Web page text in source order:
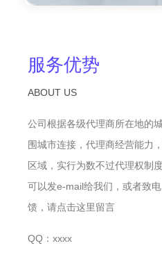
服务优势
ABOUT US
公司根据各级代理商所在地的
围城市连接，代理商经营能力
区域，实行为数不过代理权制
可以发e-mail给我们，或者致
馈，请点击这里留言
QQ：xxxx